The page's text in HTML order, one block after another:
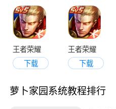
王者荣耀
下载
王者荣耀
下载
萝卜家园系统教程排行